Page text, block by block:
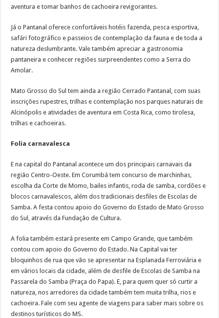
aventura e tomar banhos de cachoeira revigorantes.
Já o Pantanal oferece confortáveis hotéis fazenda, pesca esportiva,
safári fotográfico e passeios de contemplação da fauna e de toda a
natureza deslumbrante. Vale também apreciar a gastronomia
pantaneira e conhecer regiões surpreendentes como a Serra do
Amolar.
Mato Grosso do Sul tem ainda a região Cerrado Pantanal, com suas
inscrições rupestres, trilhas e contemplação nos parques naturais de
Alcinópolis e atividades de aventura em Costa Rica, como tirolesa,
trilhas e cachoeiras.
Folia carnavalesca
E na capital do Pantanal acontece um dos principais carnavais da
região Centro-Oeste. Em Corumbá tem concurso de marchinhas,
escolha da Corte de Momo, bailes infantis, roda de samba, cordões e
blocos carnavalescos, além dos tradicionais desfiles de Escolas de
Samba. A festa contou apoio do Governo do Estado de Mato Grosso
do Sul, através da Fundação de Cultura.
A folia também estará presente em Campo Grande, que também
contou com apoio do Governo do Estado. Na Capital vai ter
bloquinhos de rua que vão se apresentar na Esplanada Ferroviária e
em vários locais da cidade, além de desfile de Escolas de Samba na
Passarela do Samba (Praça do Papa). E, para quem quer só curtir a
natureza, nos arredores da cidade também tem muita trilha, rios e
cachoeira. Fale com seu agente de viagens para saber mais sobre os
destinos turísticos do MS.